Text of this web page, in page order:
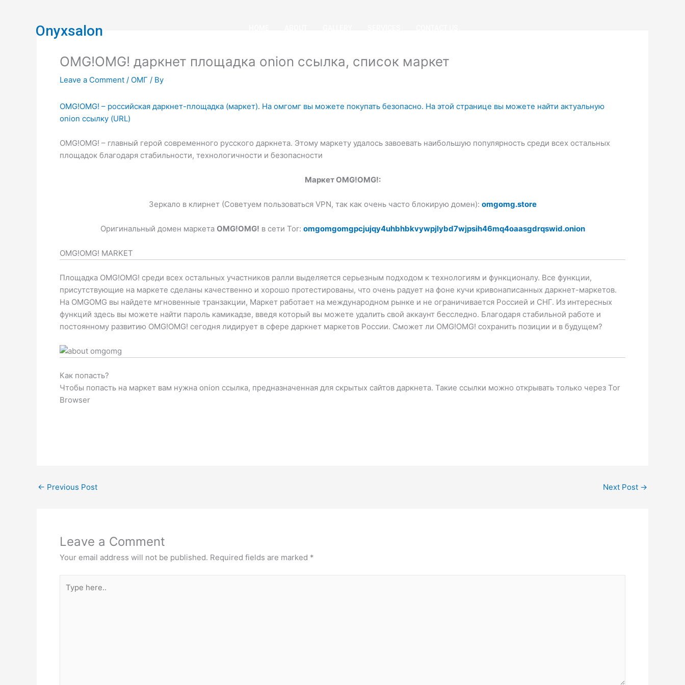
Onyxsalon
OMG!OMG! даркнет площадка onion ссылка, список маркет
Leave a Comment / ОМГ / By
OMG!OMG! – российская даркнет-площадка (маркет). На омгомг вы можете покупать безопасно. На этой странице вы можете найти актуальную
onion ссылку (URL)
OMG!OMG! – главный герой современного русского даркнета. Этому маркету удалось завоевать наибольшую популярность среди всех остальных
площадок благодаря стабильности, технологичности и безопасности
Маркет OMG!OMG!:
Зеркало в клирнет (Советуем пользоваться VPN, так как очень часто блокирую домен): omgomg.store
Оригинальный домен маркета OMG!OMG! в сети Tor: omgomgomgpcjujqy4uhbhbkvywpjlybd7wjpsih46mq4oaasgdrqswid.onion
OMG!OMG! MARKET
Площадка OMG!OMG! среди всех остальных участников ралли выделяется серьезным подходом к технологиям и функционалу. Все функции,
присутствующие на маркете сделаны качественно и хорошо протестированы, что очень радует на фоне кучи кривонаписанных даркнет-маркетов.
На OMGOMG вы найдете мгновенные транзакции, Маркет работает на международном рынке и не ограничивается Россией и СНГ. Из интересных
функций здесь вы можете найти пароль камикадзе, введя который вы можете удалить свой аккаунт бесследно. Благодаря стабильной работе и
постоянному развитию OMG!OMG! сегодня лидирует в сфере даркнет маркетов России. Сможет ли OMG!OMG! сохранить позиции и в будущем?
Как попасть?
Чтобы попасть на маркет вам нужна onion ссылка, предназначенная для скрытых сайтов даркнета. Такие ссылки можно открывать только через Tor
Browser
← Previous Post Next Post →
Leave a Comment
Your email address will not be published. Required fields are marked *
here..